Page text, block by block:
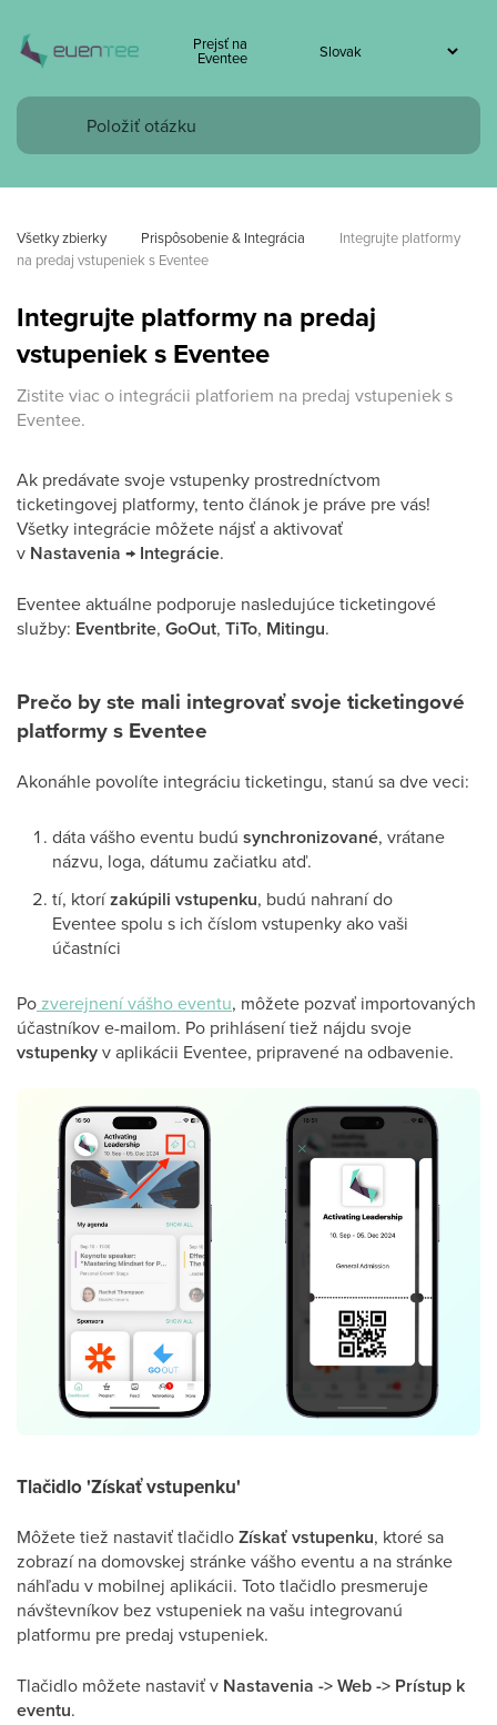
Prejsť na
Eventee
Všetky zbierky Prispôsobenie & Integrácia
Integrujte platformy
na predaj vstupeniek s Eventee
Integrujte platformy na predaj
vstupeniek s Eventee
Zistite viac o integrácii platforiem na predaj vstupeniek s
Eventee.
Ak predávate svoje vstupenky prostredníctvom
ticketingovej platformy, tento článok je práve pre vás!
Všetky integrácie môžete nájsť a aktivovať
v Nastavenia → Integrácie.
Eventee aktuálne podporuje nasledujúce ticketingové
služby: Eventbrite, GoOut, TiTo, Mitingu.
Prečo by ste mali integrovať svoje ticketingové
platformy s Eventee
Akonáhle povolíte integráciu ticketingu, stanú sa dve veci:
dáta vášho eventu budú synchronizované, vrátane
názvu, loga, dátumu začiatku atď.
tí, ktorízakúpili vstupenku, budú nahraní do
Eventee spolu s ich číslom vstupenky ako vaši
účastníci
Po zverejnení vášho eventu, môžete pozvať importovaných
účastníkov e-mailom. Po prihlásení tiež nájdu svoje
vstupenkyv aplikácii Eventee, pripravené na odbavenie.
Tlačidlo 'Získať vstupenku'
Môžete tiež nastaviť tlačidloZískať vstupenku, ktoré sa
zobrazí na domovskej stránke vášho eventu a na stránke
náhľadu v mobilnej aplikácii. Toto tlačidlo presmeruje
návštevníkov bez vstupeniek na vašu integrovanú
platformu pre predaj vstupeniek.
Tlačidlo môžete nastaviť v Nastavenia ->Web -> Prístup k
eventu.